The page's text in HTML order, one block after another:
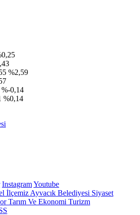
%2,59
%-0,14
%0,14
InstagramYoutube
İlçemiz Ayvacık Belediyesi Siyaset
Tarım Ve Ekonomi Turizm